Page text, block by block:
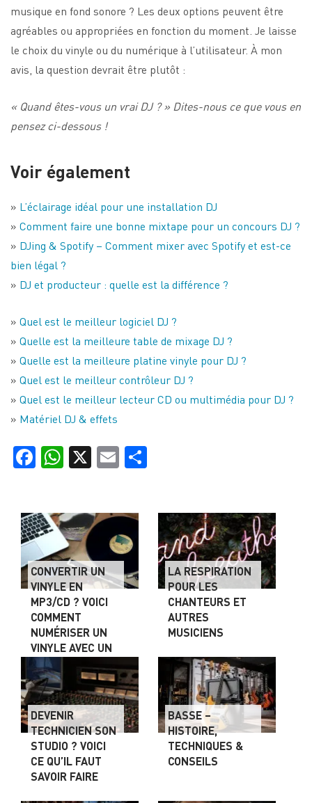
musique en fond sonore ? Les deux options peuvent être
agréables ou appropriées en fonction du moment. Je laisse
le choix du vinyle ou du numérique à l’utilisateur. À mon
avis, la question devrait être plutôt :
« Quand êtes-vous un vrai DJ ? » Dites-nous ce que vous en
pensez ci-dessous !
Voir également
» L’éclairage idéal pour une installation DJ
» Comment faire une bonne mixtape pour un concours DJ ?
» DJing & Spotify – Comment mixer avec Spotify et est-ce
bien légal ?
» DJ et producteur : quelle est la différence ?
» Quel est le meilleur logiciel DJ ?
» Quelle est la meilleure table de mixage DJ ?
» Quelle est la meilleure platine vinyle pour DJ ?
» Quel est le meilleur contrôleur DJ ?
» Quel est le meilleur lecteur CD ou multimédia pour DJ ?
» Matériel DJ & effets
FacebookWhatsApp Email
CONVERTIR UN
VINYLE EN
MP3/CD ? VOICI
COMMENT
NUMÉRISER UN
VINYLE AVEC UN
LA RESPIRATION
POUR LES
CHANTEURS ET
AUTRES
MUSICIENS
DEVENIR
TECHNICIEN SON
STUDIO ? VOICI
CE QU’IL FAUT
SAVOIR FAIRE
BASSE –
HISTOIRE,
TECHNIQUES &
CONSEILS